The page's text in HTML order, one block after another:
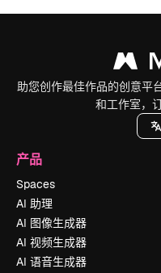
助您创作最佳作品的创意平
和工作室，
产品
Spaces
AI 助理
AI 图像生成器
AI 视频生成器
AI 语音生成器